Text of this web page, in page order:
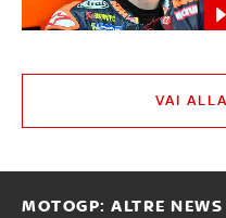
VAI
MOTOGP: ALTRE NEWS